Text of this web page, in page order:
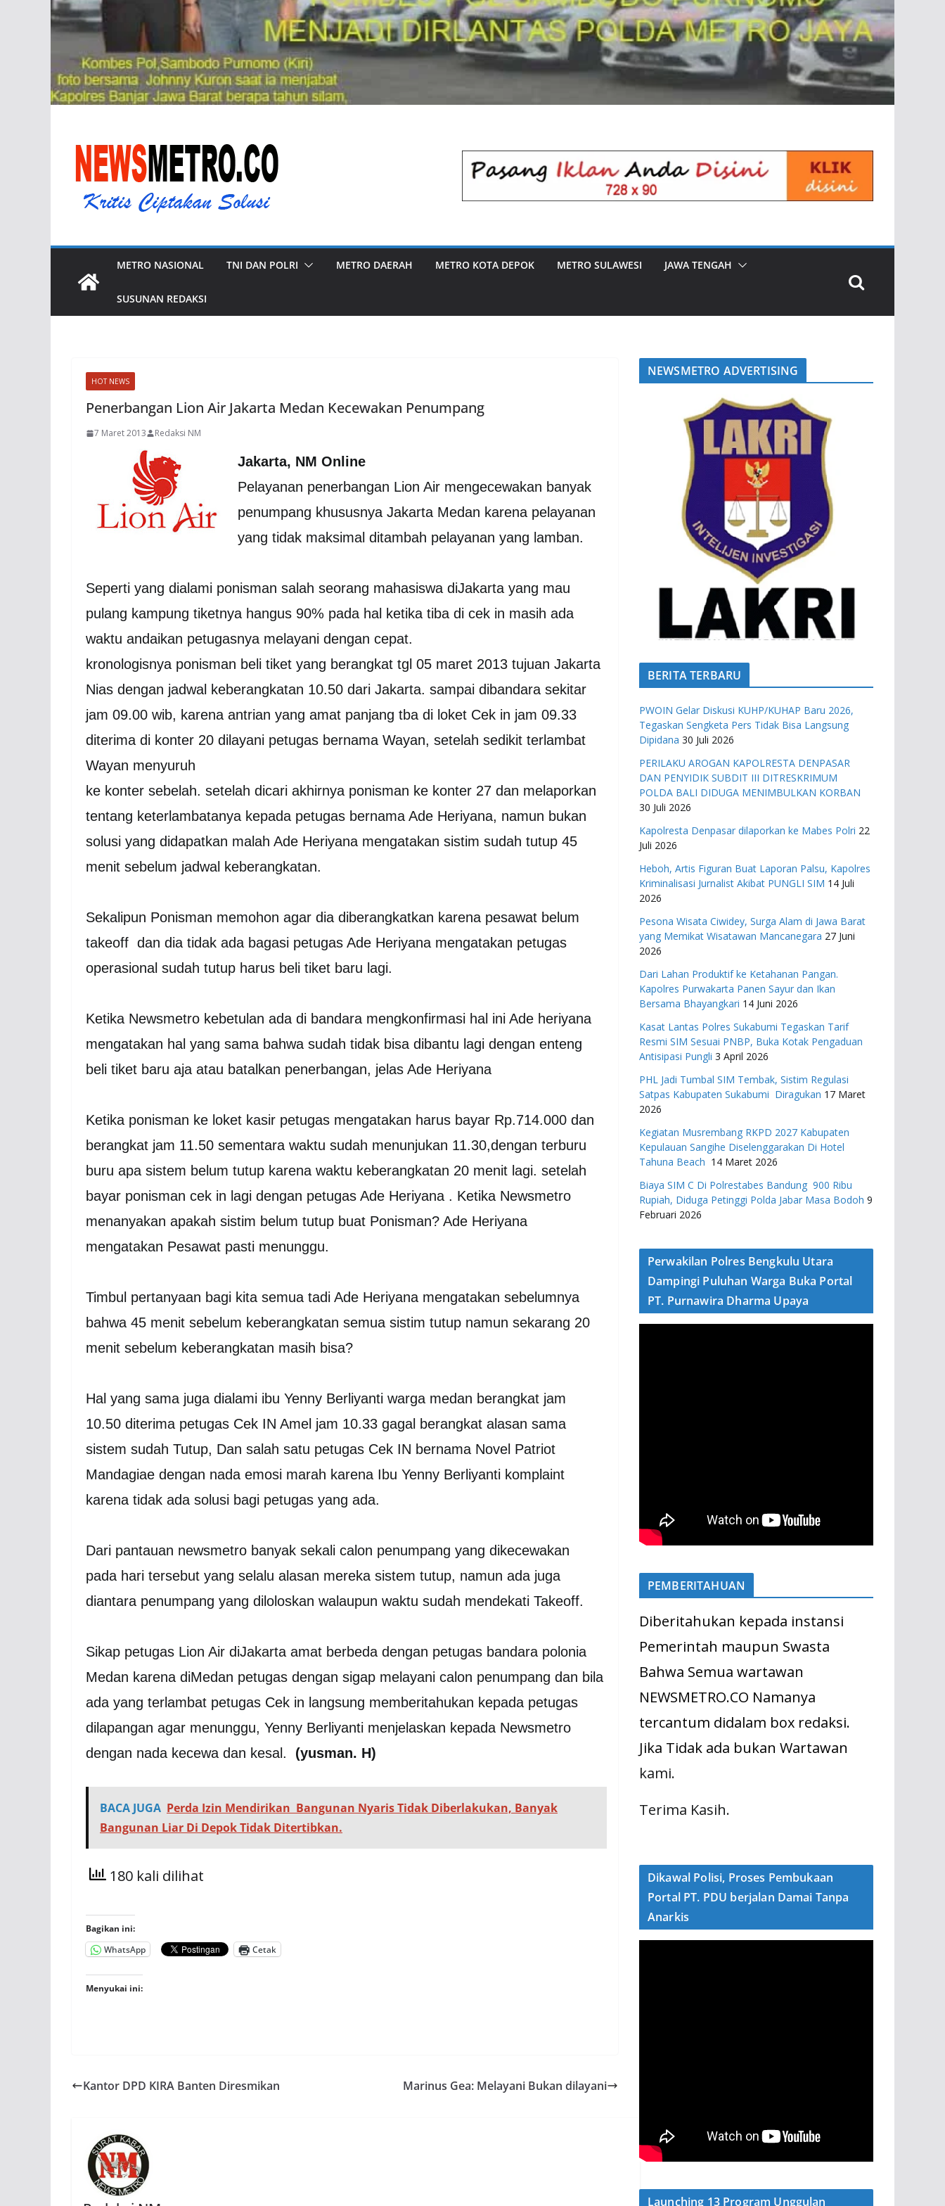
METRO NASIONAL TNI DAN POLRI METRO DAERAH METRO KOTA DEPOK METRO SULAWESI JAWA TENGAH
SUSUNAN REDAKSI
HOT NEWS
Penerbangan Lion Air Jakarta Medan Kecewakan Penumpang
7 Maret 2013 Redaksi NM
Jakarta, NM Online
Pelayanan penerbangan Lion Air mengecewakan banyak
penumpang khususnya Jakarta Medan karena pelayanan
yang tidak maksimal ditambah pelayanan yang lamban.
Seperti yang dialami ponisman salah seorang mahasiswa diJakarta yang mau
pulang kampung tiketnya hangus 90% pada hal ketika tiba di cek in masih ada
waktu andaikan petugasnya melayani dengan cepat.
kronologisnya ponisman beli tiket yang berangkat tgl 05 maret 2013 tujuan Jakarta
Nias dengan jadwal keberangkatan 10.50 dari Jakarta. sampai dibandara sekitar
jam 09.00 wib, karena antrian yang amat panjang tba di loket Cek in jam 09.33
diterima di konter 20 dilayani petugas bernama Wayan, setelah sedikit terlambat
Wayan menyuruh
ke konter sebelah. setelah dicari akhirnya ponisman ke konter 27 dan melaporkan
tentang keterlambatanya kepada petugas bernama Ade Heriyana, namun bukan
solusi yang didapatkan malah Ade Heriyana mengatakan sistim sudah tutup 45
menit sebelum jadwal keberangkatan.
Sekalipun Ponisman memohon agar dia diberangkatkan karena pesawat belum
takeoff dan dia tidak ada bagasi petugas Ade Heriyana mengatakan petugas
operasional sudah tutup harus beli tiket baru lagi.
Ketika Newsmetro kebetulan ada di bandara mengkonfirmasi hal ini Ade heriyana
mengatakan hal yang sama bahwa sudah tidak bisa dibantu lagi dengan enteng
beli tiket baru aja atau batalkan penerbangan, jelas Ade Heriyana
Ketika ponisman ke loket kasir petugas mengatakan harus bayar Rp.714.000 dan
berangkat jam 11.50 sementara waktu sudah menunjukan 11.30,dengan terburu
buru apa sistem belum tutup karena waktu keberangkatan 20 menit lagi. setelah
bayar ponisman cek in lagi dengan petugas Ade Heriyana . Ketika Newsmetro
menanyakan apakah sistim belum tutup buat Ponisman? Ade Heriyana
mengatakan Pesawat pasti menunggu.
Timbul pertanyaan bagi kita semua tadi Ade Heriyana mengatakan sebelumnya
bahwa 45 menit sebelum keberangkatan semua sistim tutup namun sekarang 20
menit sebelum keberangkatan masih bisa?
Hal yang sama juga dialami ibu Yenny Berliyanti warga medan berangkat jam
10.50 diterima petugas Cek IN Amel jam 10.33 gagal berangkat alasan sama
sistem sudah Tutup, Dan salah satu petugas Cek IN bernama Novel Patriot
Mandagiae dengan nada emosi marah karena Ibu Yenny Berliyanti komplaint
karena tidak ada solusi bagi petugas yang ada.
Dari pantauan newsmetro banyak sekali calon penumpang yang dikecewakan
pada hari tersebut yang selalu alasan mereka sistem tutup, namun ada juga
diantara penumpang yang diloloskan walaupun waktu sudah mendekati Takeoff.
Sikap petugas Lion Air diJakarta amat berbeda dengan petugas bandara polonia
Medan karena diMedan petugas dengan sigap melayani calon penumpang dan bila
ada yang terlambat petugas Cek in langsung memberitahukan kepada petugas
dilapangan agar menunggu, Yenny Berliyanti menjelaskan kepada Newsmetro
dengan nada kecewa dan kesal. (yusman. H)
BACA JUGA Perda Izin Mendirikan Bangunan Nyaris Tidak Diberlakukan, Banyak
Bangunan Liar Di Depok Tidak Ditertibkan.
180 kali dilihat
Bagikan ini:
WhatsApp
Cetak
Menyukai ini:
Kantor DPD KIRA Banten Diresmikan Marinus Gea: Melayani Bukan dilayani
NEWSMETRO ADVERTISING
BERITA TERBARU
PWOIN Gelar Diskusi KUHP/KUHAP Baru 2026,
Tegaskan Sengketa Pers Tidak Bisa Langsung
Dipidana 30 Juli 2026
PERILAKU AROGAN KAPOLRESTA DENPASAR
DAN PENYIDIK SUBDIT III DITRESKRIMUM
POLDA BALI DIDUGA MENIMBULKAN KORBAN
30 Juli 2026
Kapolresta Denpasar dilaporkan ke Mabes Polri 22
Juli 2026
Heboh, Artis Figuran Buat Laporan Palsu, Kapolres
Kriminalisasi Jurnalist Akibat PUNGLI SIM 14 Juli
2026
Pesona Wisata Ciwidey, Surga Alam di Jawa Barat
yang Memikat Wisatawan Mancanegara 27 Juni
2026
Dari Lahan Produktif ke Ketahanan Pangan.
Kapolres Purwakarta Panen Sayur dan Ikan
Bersama Bhayangkari 14 Juni 2026
Kasat Lantas Polres Sukabumi Tegaskan Tarif
Resmi SIM Sesuai PNBP, Buka Kotak Pengaduan
Antisipasi Pungli 3 April 2026
PHL Jadi Tumbal SIM Tembak, Sistim Regulasi
Satpas Kabupaten Sukabumi Diragukan 17 Maret
2026
Kegiatan Musrembang RKPD 2027 ​Kabupaten
Kepulauan Sangihe Diselenggarakan Di Hotel
Tahuna Beach 14 Maret 2026
Biaya SIM C Di Polrestabes Bandung 900 Ribu
Rupiah, Diduga Petinggi Polda Jabar Masa Bodoh 9
Februari 2026
Perwakilan Polres Bengkulu Utara
Dampingi Puluhan Warga Buka Portal
PT. Purnawira Dharma Upaya
PEMBERITAHUAN
Diberitahukan kepada instansi
Pemerintah maupun Swasta
Bahwa Semua wartawan
NEWSMETRO.CO Namanya
tercantum didalam box redaksi.
Jika Tidak ada bukan Wartawan
kami.
Terima Kasih.
Dikawal Polisi, Proses Pembukaan
Portal PT. PDU berjalan Damai Tanpa
Anarkis
Launching 13 Program Unggulan